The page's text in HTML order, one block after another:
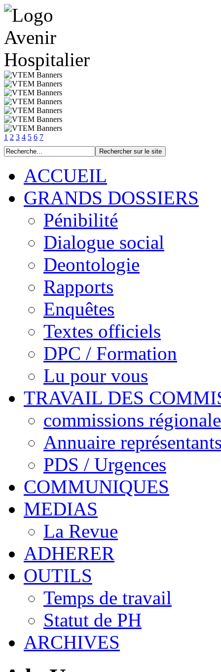
1 2 3 4 5 6 7
ACCUEIL
GRANDS DOSSIERS
Pénibilité
Dialogue social
Deontologie
Rapports
Enquêtes
Textes officiels
DPC / Formation
Lu pour vous
TRAVAIL DES
commissions
Annuaire
PDS / Urgences
COMMUNIQUES
MEDIAS
La Revue
ADHERER
OUTILS
Temps de travail
Statut de PH
ARCHIVES